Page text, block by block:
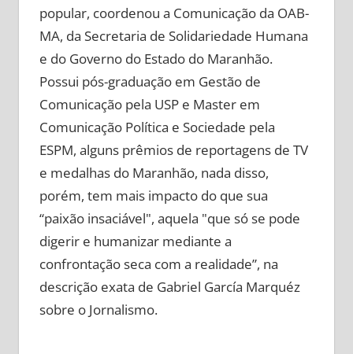
popular, coordenou a Comunicação da OAB-
MA, da Secretaria de Solidariedade Humana
e do Governo do Estado do Maranhão.
Possui pós-graduação em Gestão de
Comunicação pela USP e Master em
Comunicação Política e Sociedade pela
ESPM, alguns prêmios de reportagens de TV
e medalhas do Maranhão, nada disso,
porém, tem mais impacto do que sua
“paixão insaciável", aquela "que só se pode
digerir e humanizar mediante a
confrontação seca com a realidade”, na
descrição exata de Gabriel García Marquéz
sobre o Jornalismo.